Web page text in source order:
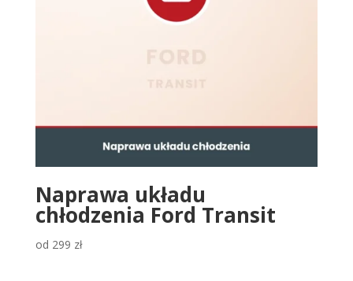
Naprawa układu
chłodzenia Ford Transit
od 299 zł